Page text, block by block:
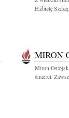
Elżbietę
MIRON
Miron
śmierci.